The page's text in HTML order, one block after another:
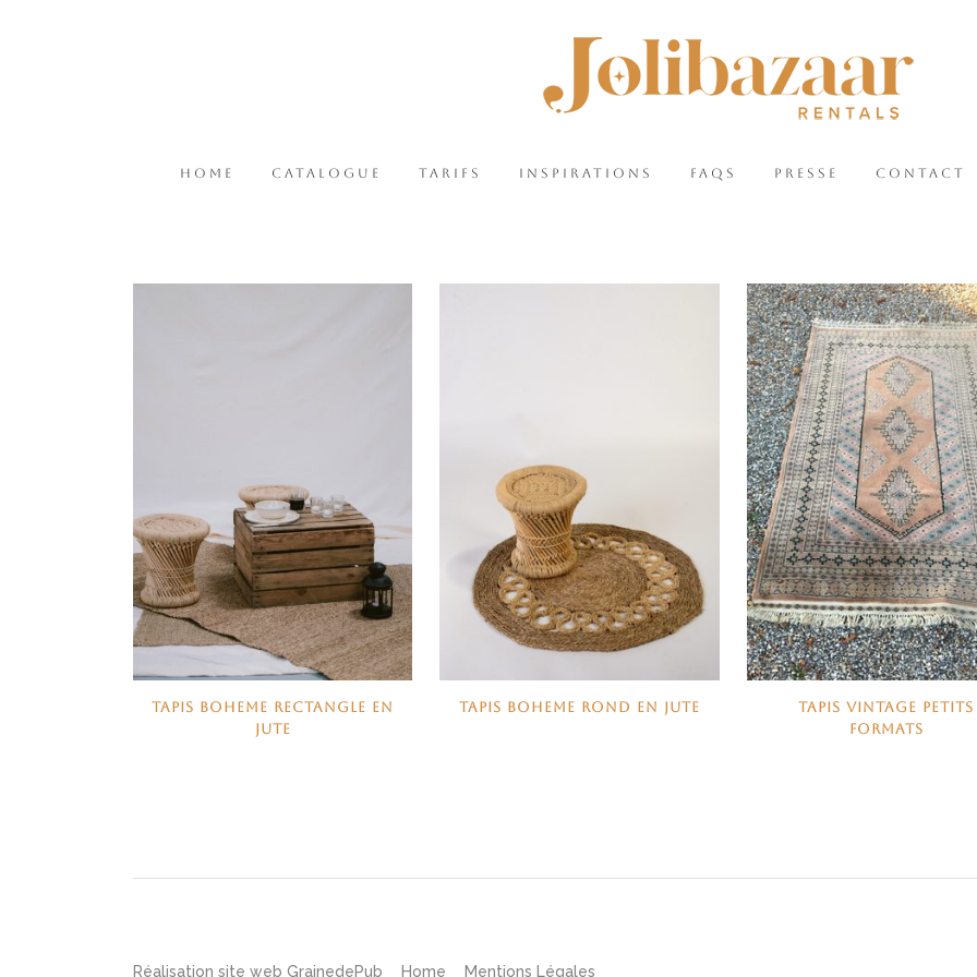
HOME CATALOGUE TARIFS INSPIRATIONS FAQS PRESSE CONTACT
TAPIS BOHEME RECTANGLE EN
JUTE
TAPIS BOHEME ROND EN JUTE
TAPIS VINTAGE PETITS
FORMATS
Réalisation site web GrainedePub Home Mentions Légales